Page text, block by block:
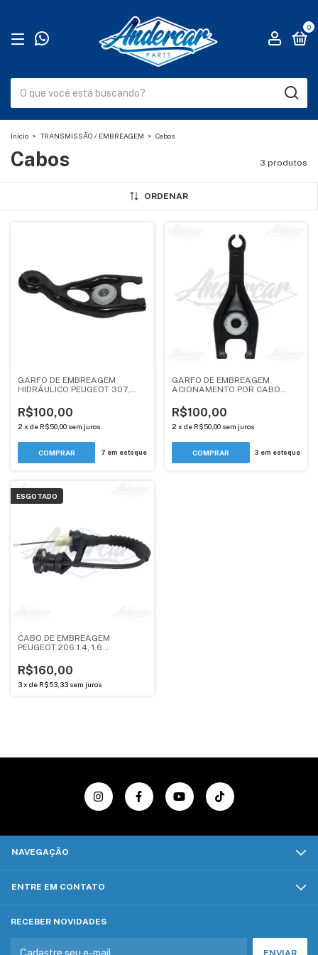
0
Início > TRANSMISSÃO / EMBREAGEM > Cabos
Cabos 3 produtos
ORDENAR
GARFO DE EMBREAGEM
HIDRÁULICO PEUGEOT 307,
PALLAS, C4 VTR, C4 HB,
XSARA PICASSO 2.0 -
ANDERCAR
R$100,00
2 x de R$50,00 sem juros
7 em estoque
GARFO DE EMBREAGEM
ACIONAMENTO POR CABO
XSARA PICASSO, BERLINGO
1.8, 2.0 - ANDERCAR
R$100,00
2 x de R$50,00 sem juros
3 em estoque
ESGOTADO
CABO DE EMBREAGEM
PEUGEOT 206 1.4, 1.6
R$160,00
3x de R$53,33 sem juros
NAVEGAÇÃO
ENTRE EM CONTATO
RECEBER NOVIDADES